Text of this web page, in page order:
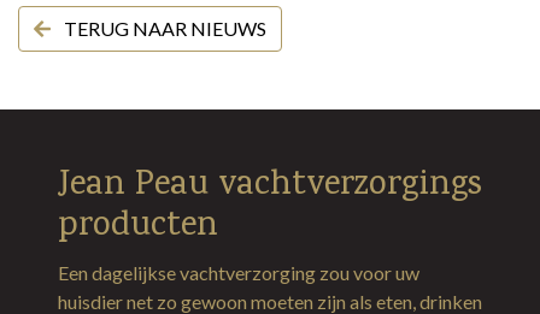
TERUG NAAR NIEUWS
Jean Peau vachtverzorgings
producten
Een dagelijkse vachtverzorging zou voor uw
huisdier net zo gewoon moeten zijn als eten, drinken